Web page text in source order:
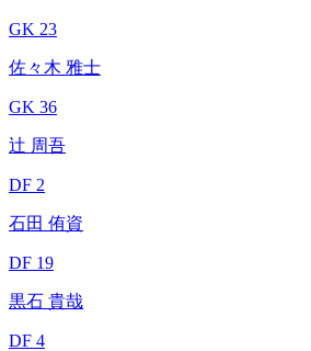
GK 23
佐々木 雅士
GK 36
辻 周吾
DF 2
石田 侑資
DF 19
黒石 貴哉
DF 4